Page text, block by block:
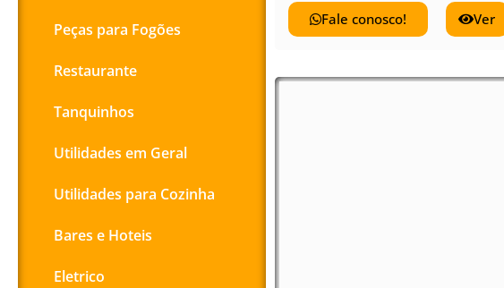
Peças para Fogões
Restaurante
Tanquinhos
Utilidades em Geral
Utilidades para Cozinha
Bares e Hoteis
Eletrico
Fale conosco! Ver